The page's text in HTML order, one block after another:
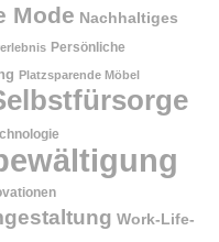
Mode Nachhaltiges
Persönliche
Platzsparende Möbel
Work-Life-